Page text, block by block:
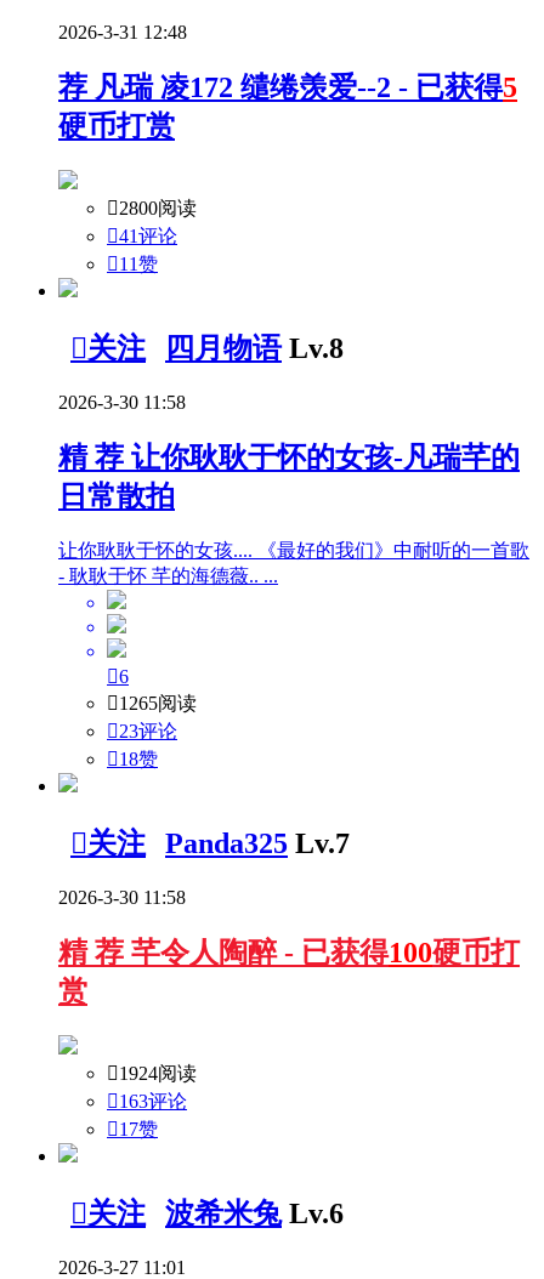
2026-3-31 12:48
荐 凡瑞 凌172 缱绻羡爱--2 - 已获得5
硬币打赏
2800阅读
41评论
11赞
关注 四月物语 Lv.8
2026-3-30 11:58
精 荐 让你耿耿于怀的女孩-凡瑞芊的
日常散拍
让你耿耿于怀的女孩.... 《最好的我们》中耐听的一首歌
- 耿耿于怀 芊的海德薇.. ...
6
1265阅读
23评论
18赞
关注 Panda325 Lv.7
2026-3-30 11:58
精 荐 芊令人陶醉 - 已获得100硬币打
赏
1924阅读
163评论
17赞
关注 波希米兔 Lv.6
2026-3-27 11:01